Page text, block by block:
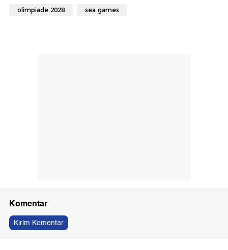
olimpiade 2028 sea games
Komentar
Kirim Komentar